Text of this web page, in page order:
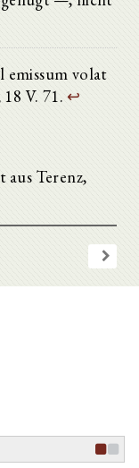
emissum volat
V. 71. ↩
aus Terenz,